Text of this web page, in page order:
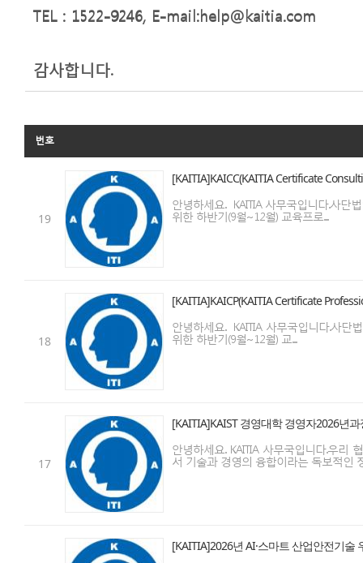
TEL : 1522-9246, E-mail:help@kaitia.com
감사합니다.​
번호
19
[KAITIA]KAICC(KAITIA Certificate
안녕하세요. KAITIA 사무국입니다.사단
위한 하반기(9월~12월) 교육프로...
18
[KAITIA]KAICP(KAITIA Certificate
안녕하세요. KAITIA 사무국입니다.사단
위한 하반기(9월~12월) 교...
17
[KAITIA]KAIST 경영대학 경영자2026년
안녕하세요. KAITIA 사무국입니다.우리
서 기술과 경영의 융합이라는 독보적인
[KAITIA]2026년 AI·스마트 산업안전기